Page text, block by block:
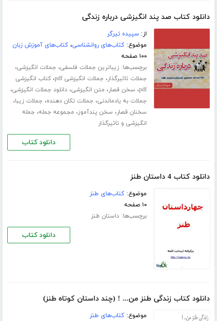
دانلود کتاب صد پند انگیزشی درباره زندگی
از:سپیده تیرگر
موضوع:کتاب‌های روانشناسی،کتاب‌های آموزش زبان
۱۰۰ صفحه
برچسب‌ها: زیباترین جملات فلسفی، جملات انگیزشی،
جملات تاثیرگذار، جملات انگیزشی pdf ،کتاب انگیزشی
pdf، سخن قصار، متن انگیزشی،دانلود جملات انگیزشی،
جملات به یادماندنی، جملات تکان دهنده، جملات زیبا،
سخنان قصار، سخن پندآموز، مجموعه جمله، جمله
انگیزشی و تاثیرگذار
دانلود کتاب
دانلود کتاب 4 داستان طنز
موضوع:کتاب‌های طنز
۱۰ صفحه
برچسب‌ها:داستان طنز
دانلود کتاب
دانلود کتاب زندگی طنز من... ! (چند داستان کوتاه طنز)
موضوع:کتاب‌های طنز